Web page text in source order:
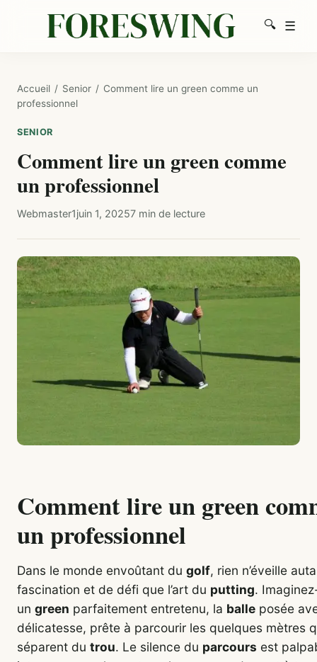
🔍
☰
Accueil / Senior / Comment lire un green comme un
professionnel
SENIOR
Comment lire un green comme
un professionnel
Webmaster1juin 1, 20257 min de lecture
Comment lire un green
un professionnel
Dans le monde envoûtant du golf, rien n’éveille
fascination et de défi que l’art du putting.
un green parfaitement entretenu, la balle posée
délicatesse, prête à parcourir les quelques mètres
séparent du trou. Le silence du parcours est